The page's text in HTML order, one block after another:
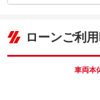
こ
車両本体価
パック内容
車両本体価
162.4
ローンご利用
車両本